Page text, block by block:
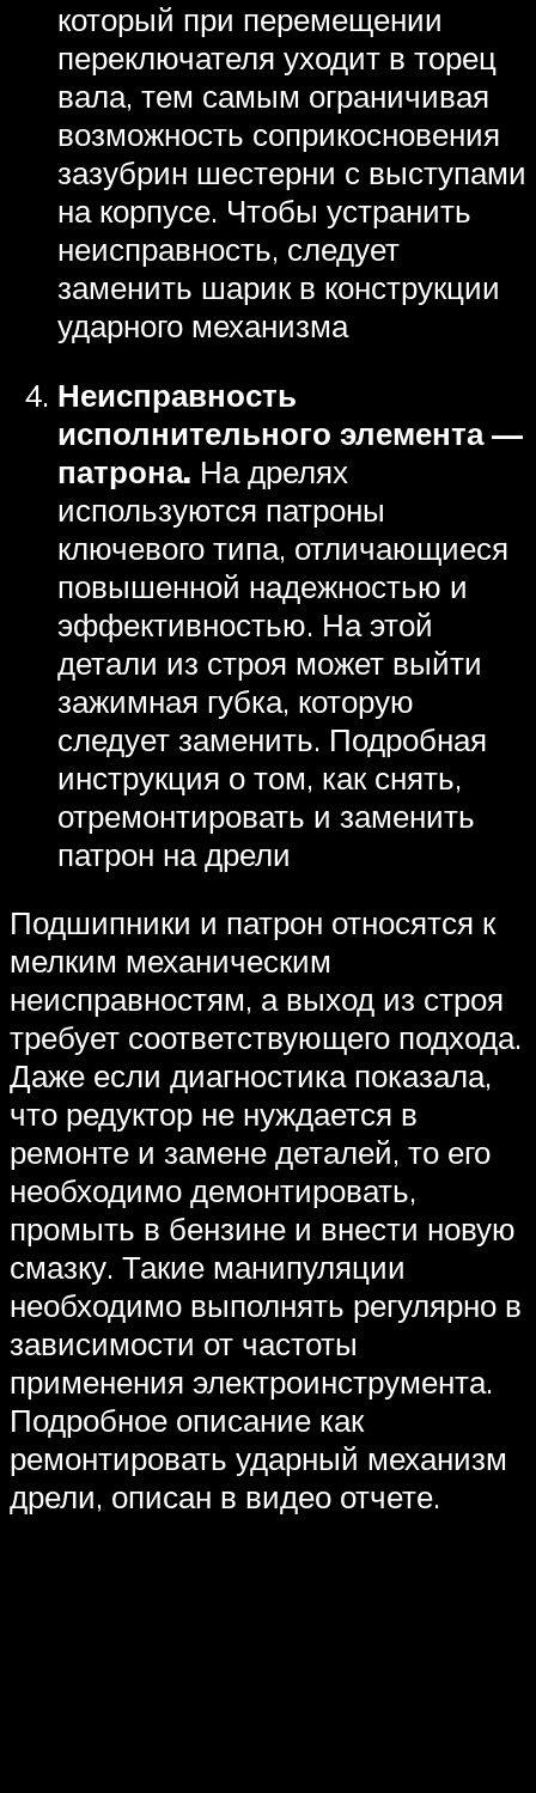
который при перемещении
переключателя уходит в торец
вала, тем самым ограничивая
возможность соприкосновения
зазубрин шестерни с выступами
на корпусе. Чтобы устранить
неисправность, следует
заменить шарик в конструкции
ударного механизма
Неисправность
исполнительного элемента —
патрона. На дрелях
используются патроны
ключевого типа, отличающиеся
повышенной надежностью и
эффективностью. На этой
детали из строя может выйти
зажимная губка, которую
следует заменить. Подробная
инструкция о том, как снять,
отремонтировать и заменить
патрон на дрели
Подшипники и патрон относятся к
мелким механическим
неисправностям, а выход из строя
требует соответствующего подхода.
Даже если диагностика показала,
что редуктор не нуждается в
ремонте и замене деталей, то его
необходимо демонтировать,
промыть в бензине и внести новую
смазку. Такие манипуляции
необходимо выполнять регулярно в
зависимости от частоты
применения электроинструмента.
Подробное описание как
ремонтировать ударный механизм
дрели, описан в видео отчете.